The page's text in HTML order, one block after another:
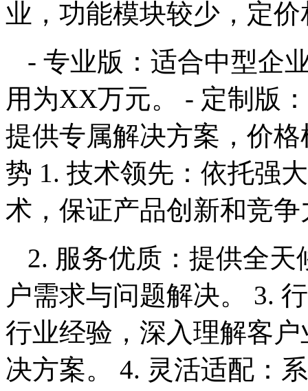
业，功能模块较少，定
- 专业版：适合中型企
用为XX万元。 - 定制版
提供专属解决方案，价
势 1. 技术领先：依托强
术，保证产品创新和竞争
2. 服务优质：提供全
户需求与问题解决。 3.
行业经验，深入理解客
决方案。 4. 灵活适配：